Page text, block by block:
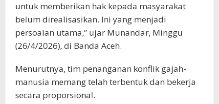
untuk memberikan hak kepada masyarakat
belum direalisasikan. Ini yang menjadi
persoalan utama,” ujar Munandar, Minggu
(26/4/2026), di Banda Aceh.
Menurutnya, tim penanganan konflik gajah-
manusia memang telah terbentuk dan bekerja
secara proporsional.